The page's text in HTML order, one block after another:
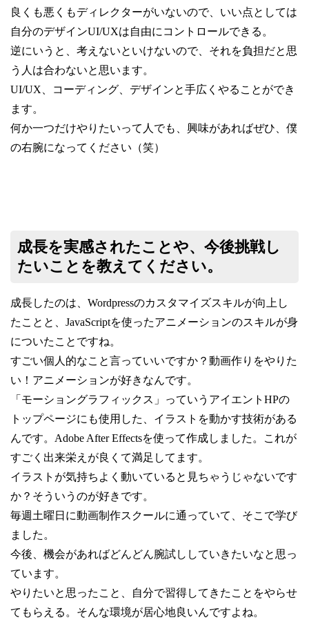
良くも悪くもディレクターがいないので、いい点としては
自分のデザインUI/UXは自由にコントロールできる。
逆にいうと、考えないといけないので、それを負担だと思
う人は合わないと思います。
UI/UX、コーディング、デザインと手広くやることができ
ます。
何か一つだけやりたいって人でも、興味があればぜひ、僕
の右腕になってください（笑）
成長を実感されたことや、今後挑戦し
たいことを教えてください。
成長したのは、Wordpressのカスタマイズスキルが向上し
たことと、JavaScriptを使ったアニメーションのスキルが身
についたことですね。
すごい個人的なこと言っていいですか？動画作りをやりた
い！アニメーションが好きなんです。
「モーショングラフィックス」っていうアイエントHPの
トップページにも使用した、イラストを動かす技術がある
んです。Adobe After Effectsを使って作成しました。これが
すごく出来栄えが良くて満足してます。
イラストが気持ちよく動いていると見ちゃうじゃないです
か？そういうのが好きです。
毎週土曜日に動画制作スクールに通っていて、そこで学び
ました。
今後、機会があればどんどん腕試ししていきたいなと思っ
ています。
やりたいと思ったこと、自分で習得してきたことをやらせ
てもらえる。そんな環境が居心地良いんですよね。